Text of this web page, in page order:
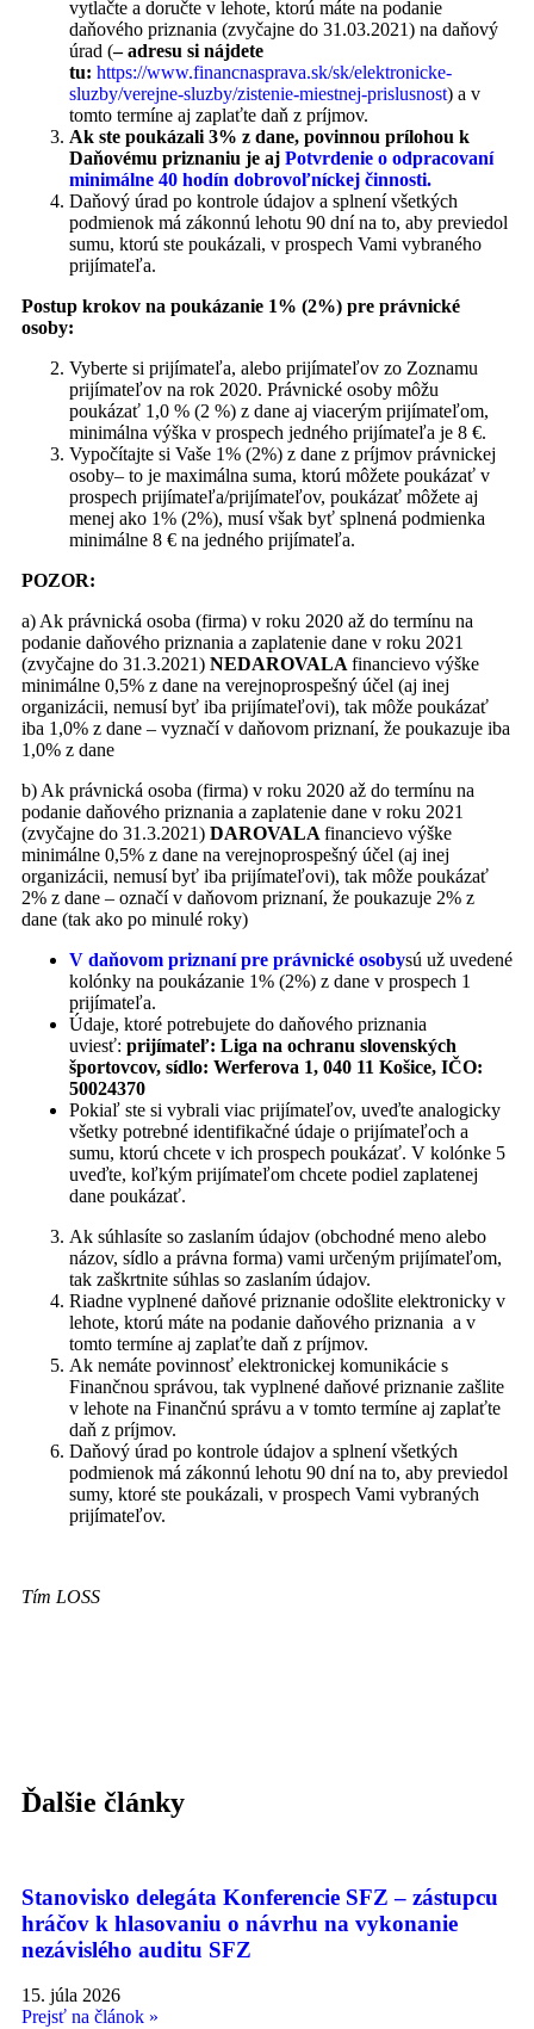
vytlačte a doručte v lehote, ktorú máte na podanie
daňového priznania (zvyčajne do 31.03.2021) na daňový
úrad (– adresu si nájdete
tu: https://www.financnasprava.sk/sk/elektronicke-
sluzby/verejne-sluzby/zistenie-miestnej-prislusnost) a v
tomto termíne aj zaplaťte daň z príjmov.
Ak ste poukázali 3% z dane, povinnou prílohou k
Daňovému priznaniu je aj Potvrdenie o odpracovaní
minimálne 40 hodín dobrovoľníckej činnosti.
Daňový úrad po kontrole údajov a splnení všetkých
podmienok má zákonnú lehotu 90 dní na to, aby previedol
sumu, ktorú ste poukázali, v prospech Vami vybraného
prijímateľa.
Postup krokov na poukázanie 1% (2%) pre právnické
osoby:
Vyberte si prijímateľa, alebo prijímateľov zo Zoznamu
prijímateľov na rok 2020. Právnické osoby môžu
poukázať 1,0 % (2 %) z dane aj viacerým prijímateľom,
minimálna výška v prospech jedného prijímateľa je 8 €.
Vypočítajte si Vaše 1% (2%) z dane z príjmov právnickej
osoby– to je maximálna suma, ktorú môžete poukázať v
prospech prijímateľa/prijímateľov, poukázať môžete aj
menej ako 1% (2%), musí však byť splnená podmienka
minimálne 8 € na jedného prijímateľa.
POZOR:
a) Ak právnická osoba (firma) v roku 2020 až do termínu na
podanie daňového priznania a zaplatenie dane v roku 2021
(zvyčajne do 31.3.2021) NEDAROVALA financievo výške
minimálne 0,5% z dane na verejnoprospešný účel (aj inej
organizácii, nemusí byť iba prijímateľovi), tak môže poukázať
iba 1,0% z dane – vyznačí v daňovom priznaní, že poukazuje iba
1,0% z dane
b) Ak právnická osoba (firma) v roku 2020 až do termínu na
podanie daňového priznania a zaplatenie dane v roku 2021
(zvyčajne do 31.3.2021) DAROVALA financievo výške
minimálne 0,5% z dane na verejnoprospešný účel (aj inej
organizácii, nemusí byť iba prijímateľovi), tak môže poukázať
2% z dane – označí v daňovom priznaní, že poukazuje 2% z
dane (tak ako po minulé roky)
V daňovom priznaní pre právnické osobysú už uvedené
kolónky na poukázanie 1% (2%) z dane v prospech 1
prijímateľa.
Údaje, ktoré potrebujete do daňového priznania
uviesť: prijímateľ: Liga na ochranu slovenských
športovcov, sídlo: Werferova 1, 040 11 Košice, IČO:
50024370
Pokiaľ ste si vybrali viac prijímateľov, uveďte analogicky
všetky potrebné identifikačné údaje o prijímateľoch a
sumu, ktorú chcete v ich prospech poukázať. V kolónke 5
uveďte, koľkým prijímateľom chcete podiel zaplatenej
dane poukázať.
Ak súhlasíte so zaslaním údajov (obchodné meno alebo
názov, sídlo a právna forma) vami určeným prijímateľom,
tak zaškrtnite súhlas so zaslaním údajov.
Riadne vyplnené daňové priznanie odošlite elektronicky v
lehote, ktorú máte na podanie daňového priznania a v
tomto termíne aj zaplaťte daň z príjmov.
Ak nemáte povinnosť elektronickej komunikácie s
Finančnou správou, tak vyplnené daňové priznanie zašlite
v lehote na Finančnú správu a v tomto termíne aj zaplaťte
daň z príjmov.
Daňový úrad po kontrole údajov a splnení všetkých
podmienok má zákonnú lehotu 90 dní na to, aby previedol
sumy, ktoré ste poukázali, v prospech Vami vybraných
prijímateľov.
Tím LOSS
Ďalšie články
Stanovisko delegáta Konferencie SFZ – zástupcu
hráčov k hlasovaniu o návrhu na vykonanie
nezávislého auditu SFZ
15. júla 2026
Prejsť na článok »